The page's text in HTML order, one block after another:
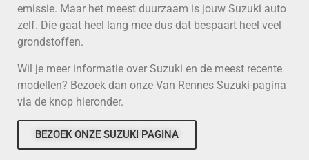
emissie. Maar het meest duurzaam is jouw Suzuki auto
zelf. Die gaat heel lang mee dus dat bespaart heel veel
grondstoffen.
Wil je meer informatie over Suzuki en de meest recente
modellen? Bezoek dan onze Van Rennes Suzuki-pagina
via de knop hieronder.
BEZOEK ONZE SUZUKI PAGINA